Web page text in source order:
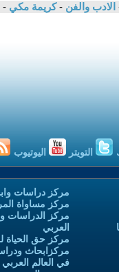
الادب والفن -كريمة مكي -
التويتر اليوتيوب
مركز دراسات
مركز مساواة
مركز الدراسات
العربي
مركز حق الحياة
مركزابحاث
في العالم العربي